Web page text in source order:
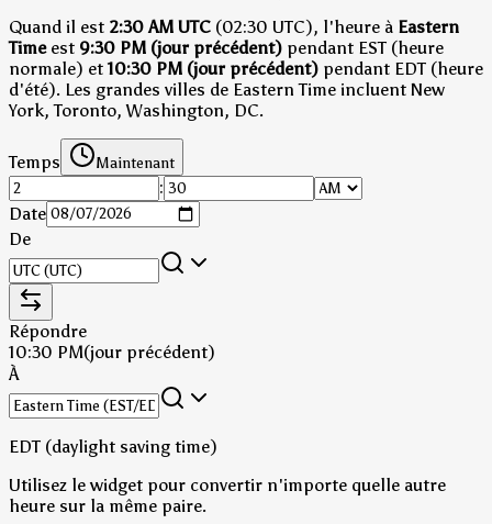
Quand il est 2:30 AM UTC (02:30 UTC), l'heure à Eastern
Timeest 9:30 PM (jour précédent) pendant EST (heure
normale) et10:30 PM (jour précédent) pendant EDT (heure
d'été). Les grandes villes de Eastern Time incluent New
York, Toronto, Washington, DC.
Temps Maintenant
:
Date
De
Répondre
10:30 PM(jour précédent)
À
EDT (daylight saving time)
Utilisez le widget pour convertir n'importe quelle autre
heure sur la même paire.